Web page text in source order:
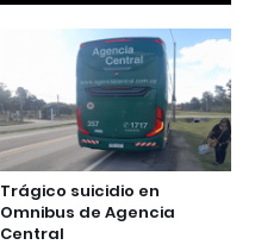
Trágico suicidio en
Omnibus de Agencia
Central